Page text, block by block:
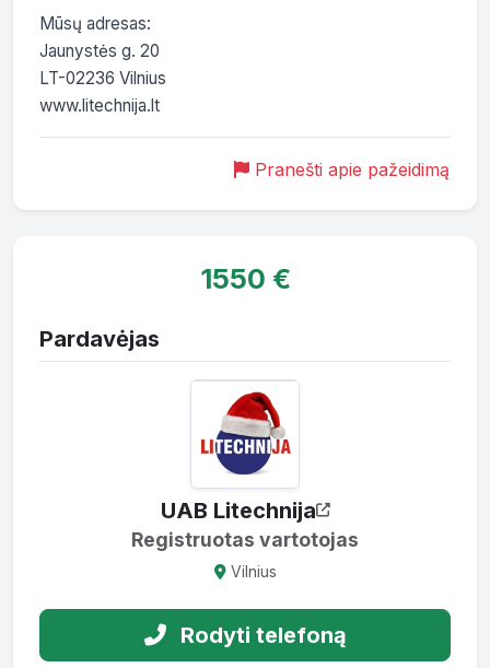
Mūsų adresas:
Jaunystės g. 20
LT-02236 Vilnius
www.litechnija.lt
Pranešti apie pažeidimą
1550 €
Pardavėjas
UAB Litechnija
Registruotas vartotojas
Vilnius
Rodyti telefoną